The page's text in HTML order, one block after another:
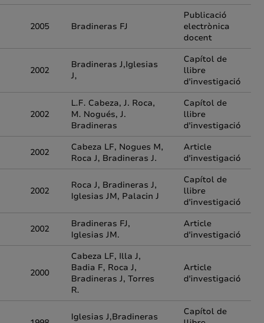
2005 Bradineras FJ
Publicació
electrònica
docent
2002
Bradineras J,Iglesias
J,
Capítol de
llibre
d'investigació
2002
L.F. Cabeza, J. Roca,
M. Nogués, J.
Bradineras
Capítol de
llibre
d'investigació
2002
Cabeza LF, Nogues M,
Roca J, Bradineras J.
Article
d'investigació
2002
Roca J, Bradineras J,
Iglesias JM, Palacin J
Capítol de
llibre
d'investigació
2002
Bradineras FJ,
Iglesias JM.
Article
d'investigació
2000
Cabeza LF, Illa J,
Badia F, Roca J,
Bradineras J, Torres
R.
Article
d'investigació
Iglesias J,Bradineras
Capítol de